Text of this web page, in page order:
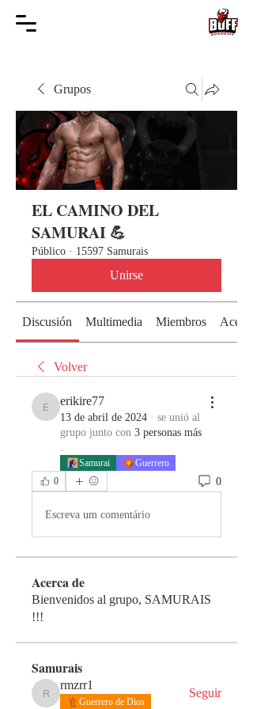
Grupos
EL CAMINO DEL
SAMURAI 💪
Público · 15597 Samurais
Unirse
Discusión Multimedia Miembros Acerca
Volver
erikire77
erikire77
13 de abril de 2024 · se unió al
grupo junto con 3 personas más
.
Samurai
Guerrero
0
0
Escreva um comentário
Acerca de
Bienvenidos al grupo, SAMURAIS
!!!
Samurais
rmzrr1
rmzrr1
Guerrero de Dios
Seguir